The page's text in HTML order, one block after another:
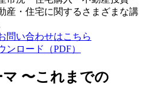
産・住宅に関するさまざまな講
マ 〜これまでの